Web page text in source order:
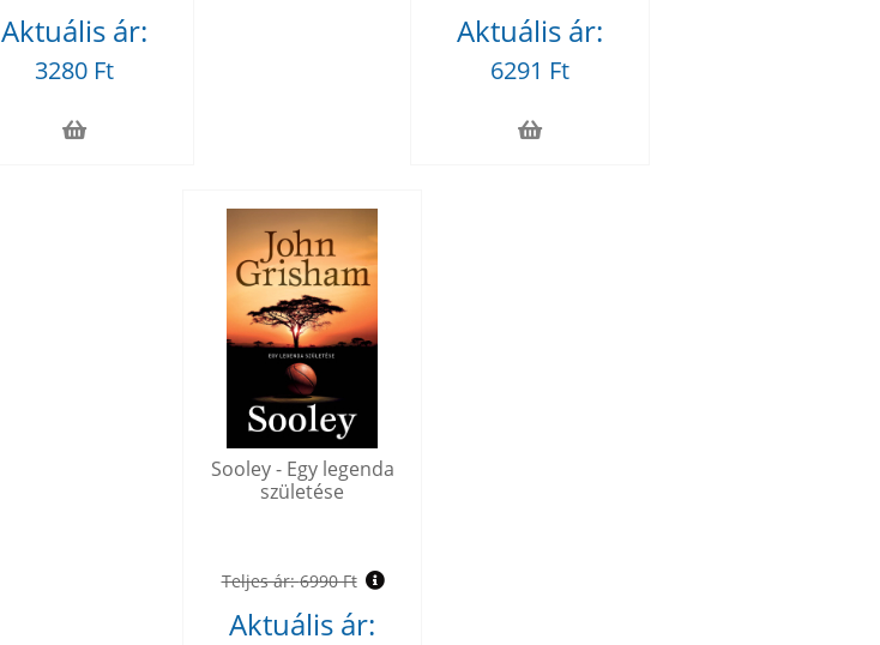
Aktuális ár:
3280 Ft
Aktuális ár:
6291 Ft
Sooley - Egy legenda
születése
Teljes ár:6990 Ft
Aktuális ár: